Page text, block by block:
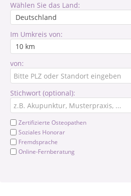
Wählen Sie das Land:
Im Umkreis von:
von:
Stichwort (optional):
Zertifizierte Osteopathen
Soziales Honorar
Fremdsprache
Online-Fernberatung